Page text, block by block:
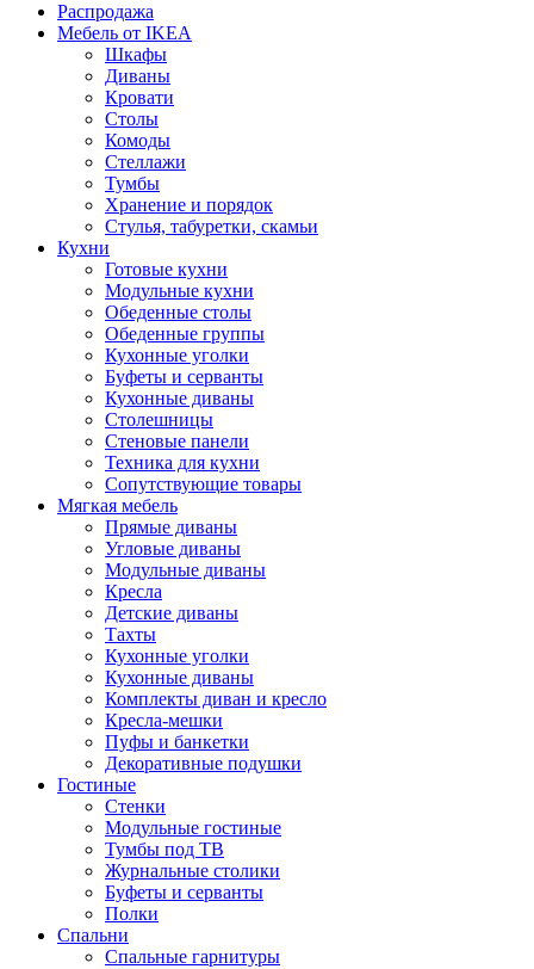
Распродажа
Мебель от IKEA
Шкафы
Диваны
Кровати
Столы
Комоды
Стеллажи
Тумбы
Хранение и порядок
Стулья, табуретки, скамьи
Кухни
Готовые кухни
Модульные кухни
Обеденные столы
Обеденные группы
Кухонные уголки
Буфеты и серванты
Кухонные диваны
Столешницы
Стеновые панели
Техника для кухни
Сопутствующие товары
Мягкая мебель
Прямые диваны
Угловые диваны
Модульные диваны
Кресла
Детские диваны
Тахты
Кухонные уголки
Кухонные диваны
Комплекты диван и кресло
Кресла-мешки
Пуфы и банкетки
Декоративные подушки
Гостиные
Стенки
Модульные гостиные
Тумбы под ТВ
Журнальные столики
Буфеты и серванты
Полки
Спальни
Спальные гарнитуры